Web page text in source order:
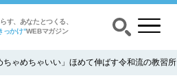
す、あなたとつくる、
っかけ”WEBマガジン
ちゃめちゃいい」ほめて伸ばす令和流の教